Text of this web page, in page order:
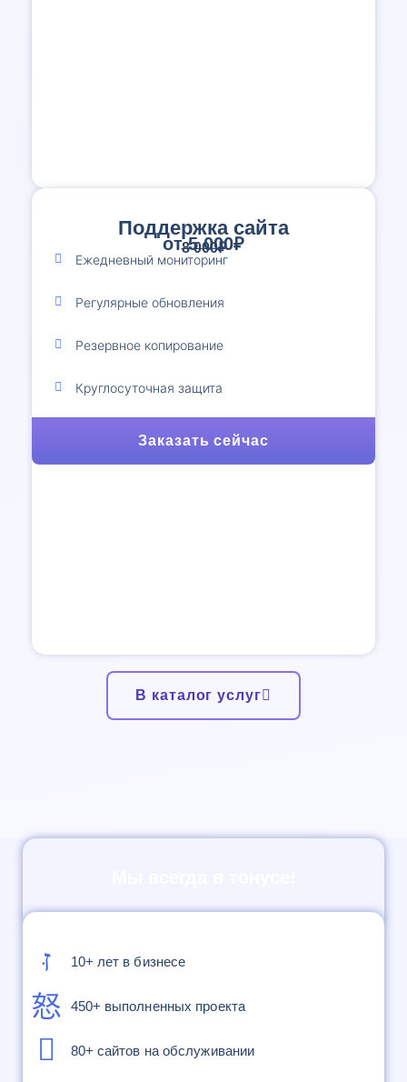
Поддержка сайта
от 5 000₽
8 000₽
Ежедневный мониторинг
Регулярные обновления
Резервное копирование
Круглосуточная защита
Заказать сейчас
В каталог услуг
10+ лет в бизнесе
450+ выполненных проекта
80+ сайтов на обслуживании